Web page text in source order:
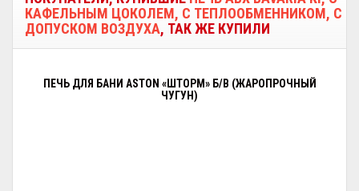
КАФЕЛЬНЫМ ЦОКОЛЕМ, С ТЕПЛООБМЕННИКОМ, С
ДОПУСКОМ ВОЗДУХА, ТАК ЖЕ КУПИЛИ
ПЕЧЬ ДЛЯ БАНИ ASTON «ШТОРМ» Б/В (ЖАРОПРОЧНЫЙ
ЧУГУН)